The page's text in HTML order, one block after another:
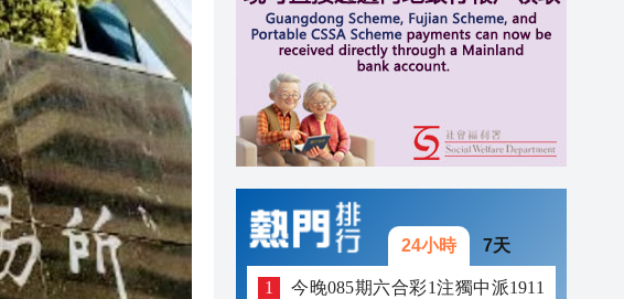
12:59
12:09
24小時 7天
今晚085期六合彩1注獨中派1911